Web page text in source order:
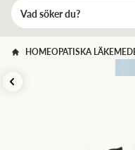
HOMEOPATISKA